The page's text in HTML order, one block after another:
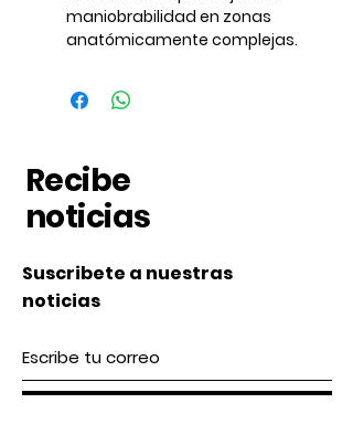
maniobrabilidad en zonas
anatómicamente complejas.
Recibe
noticias
Suscribete a nuestras
noticias